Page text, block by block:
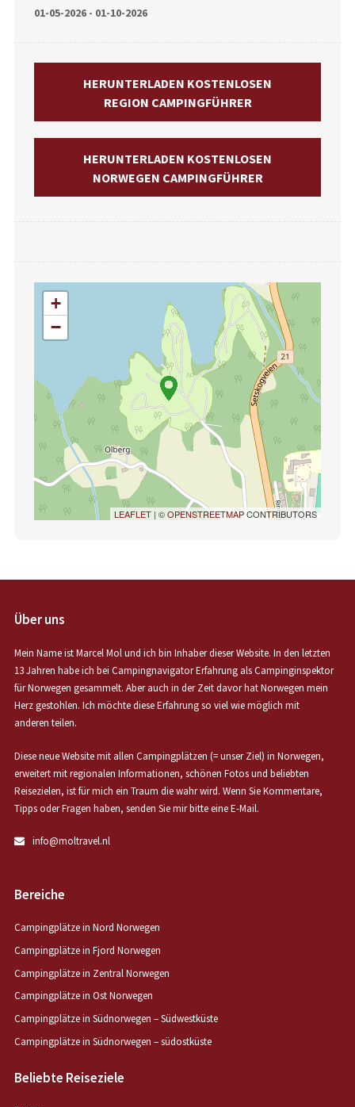
01-05-2026 - 01-10-2026
HERUNTERLADEN KOSTENLOSEN
REGION CAMPINGFÜHRER
HERUNTERLADEN KOSTENLOSEN
NORWEGEN CAMPINGFÜHRER
+
−
LEAFLET | ©OPENSTREETMAPCONTRIBUTORS
Über uns
Mein Name ist Marcel Mol und ich bin Inhaber dieser Website. In den letzten
13 Jahren habe ich bei Campingnavigator Erfahrung als Campinginspektor
für Norwegen gesammelt. Aber auch in der Zeit davor hat Norwegen mein
Herz gestohlen. Ich möchte diese Erfahrung so viel wie möglich mit
anderen teilen.
Diese neue Website mit allen Campingplätzen (= unser Ziel) in Norwegen,
erweitert mit regionalen Informationen, schönen Fotos und beliebten
Reisezielen, ist für mich ein Traum die wahr wird. Wenn Sie Kommentare,
Tipps oder Fragen haben, senden Sie mir bitte eine E-Mail.
info@moltravel.nl
Bereiche
Campingplätze in Nord Norwegen
Campingplätze in Fjord Norwegen
Campingplätze in Zentral Norwegen
Campingplätze in Ost Norwegen
Campingplätze in Südnorwegen – Südwestküste
Campingplätze in Südnorwegen – südostküste
Beliebte Reiseziele